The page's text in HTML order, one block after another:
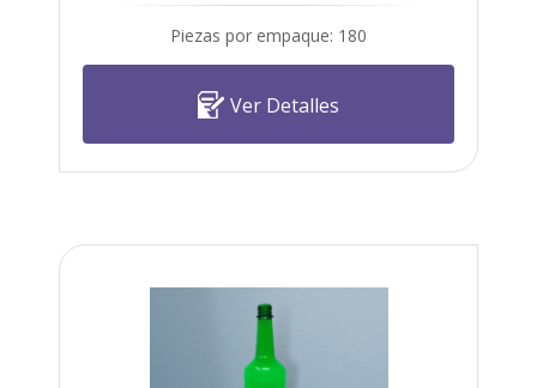
Piezas por empaque: 180
Ver Detalles